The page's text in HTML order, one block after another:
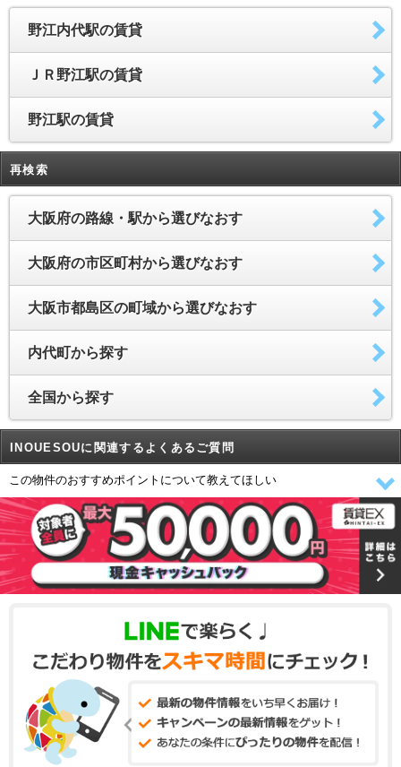
野江内代駅の賃貸
ＪＲ野江駅の賃貸
野江駅の賃貸
再検索
大阪府の路線・駅から選びなおす
大阪府の市区町村から選びなおす
大阪市都島区の町域から選びなおす
内代町から探す
全国から探す
INOUESOUに関連するよくあるご質問
この物件のおすすめポイントについて教えてほしい